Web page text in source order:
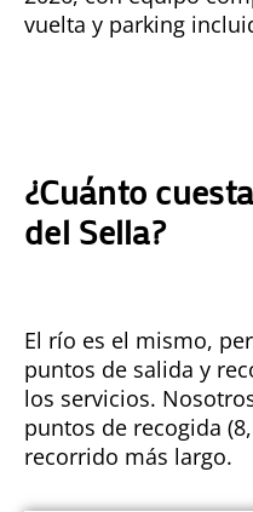
vuelta y parking
¿Cuánto
del Sella?
El río es el mismo,
puntos de salida y
los servicios.
puntos de recogida
recorrido más largo.